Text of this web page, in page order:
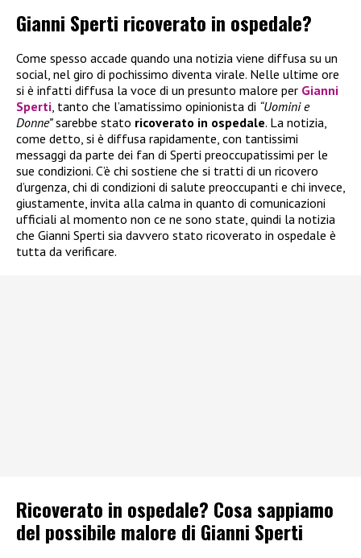
Gianni Sperti ricoverato in ospedale?
Come spesso accade quando una notizia viene diffusa su un
social, nel giro di pochissimo diventa virale. Nelle ultime ore
si è infatti diffusa la voce di un presunto malore per Gianni
Sperti , tanto che l’amatissimo opinionista di “Uomini e
Donne”sarebbe stato ricoverato in ospedale. La notizia,
come detto, si è diffusa rapidamente, con tantissimi
messaggi da parte dei fan di Sperti preoccupatissimi per le
sue condizioni. C’è chi sostiene che si tratti di un ricovero
d’urgenza, chi di condizioni di salute preoccupanti e chi invece,
giustamente, invita alla calma in quanto di comunicazioni
ufficiali al momento non ce ne sono state, quindi la notizia
che Gianni Sperti sia davvero stato ricoverato in ospedale è
tutta da verificare.
Ricoverato in ospedale? Cosa sappiamo
del possibile malore di Gianni Sperti